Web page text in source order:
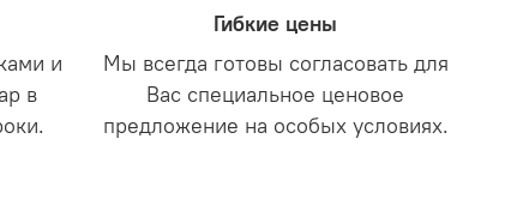
и
в
Гибкие цены
Мы всегда готовы согласовать для
Вас специальное ценовое
предложение на особых условиях.